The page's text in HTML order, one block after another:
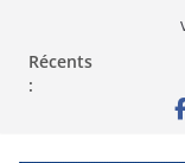
Récents
: